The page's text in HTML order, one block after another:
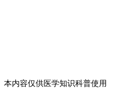
本内容仅供医学知识科普使用